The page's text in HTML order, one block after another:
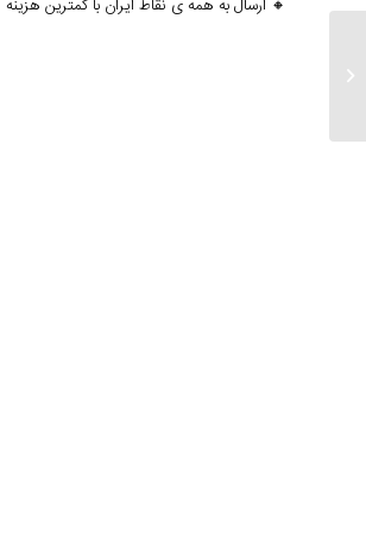
🔸 ارسال به همه ی نقاط ایران با کمترین هزینه